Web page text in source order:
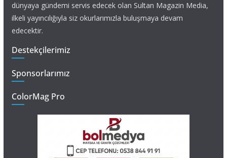
dünyaya gündemi servis edecek olan Sultan Magazin Media,
ilkeli yayıncılığıyla siz okurlarımızla buluşmaya devam
edecektir.
Destekçilerimiz
Sponsorlarımız
ColorMag Pro